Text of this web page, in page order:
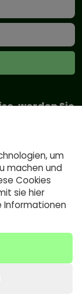
werden Sie
um
machen und
Cookies
sie hier
Informationen